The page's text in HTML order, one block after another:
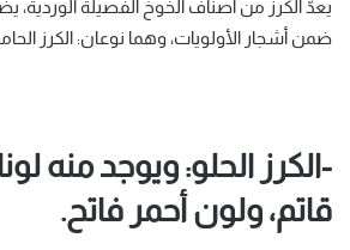
يعدّ الكرز من أصناف الخوخ الفصيلة الوردية،
ضمن أشجار الأولويات، وهما نوعان: الكرز
-الكرز الحلو: ويوجد منه
قاتم، ولون أحمر فاتح.